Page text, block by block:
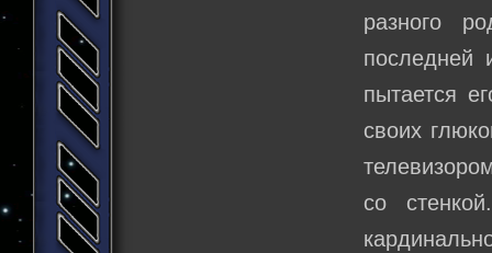
разного
последней
пытается
своих
со